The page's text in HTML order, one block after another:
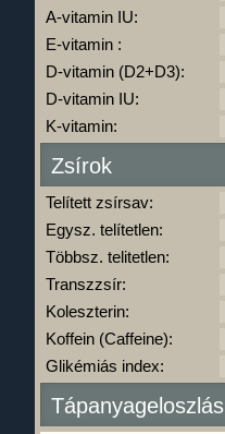
A-vitamin IU:
E-vitamin :
D-vitamin (D2+D3):
D-vitamin IU:
K-vitamin:
Zsírok
Telített zsírsav:
Egysz. telítetlen:
Többsz. telitetlen:
Transzzsír:
Koleszterin:
Koffein (Caffeine):
Glikémiás index:
Tápanyageloszlás